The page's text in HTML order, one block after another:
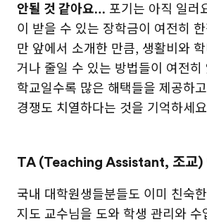
안될 것 같아요… 포기는 아직 일러
이 받을 수 있는 장학금이 여전히 한
만 앞에서 소개한 만큼, 생활비와
거나 줄일 수 있는 방법들이 여전히
학교일수록 많은 해택들을 제공하
경쟁도 치열하다는 것을 기억하세
TA (Teaching Assistant, 조교)
국내 대학원생들분들도 이미 친숙
지도 교수님을 도와 학생 관리와 수